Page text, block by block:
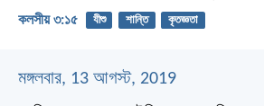
কলসীয় ৩:১৫ যীশু শান্তি কৃতজ্ঞতা
মঙ্গলবার, 13 আগস্ট, 2019